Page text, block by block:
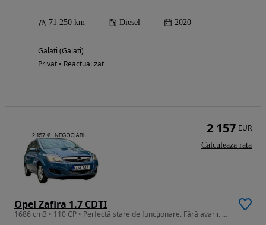
71 250 km Diesel 2020
Galati (Galati)
Privat • Reactualizat
Opel Zafira 1.7 CDTI
1686 cm3 • 110 CP • Perfectă stare de funcționare. Fără avarii. 7locuri în acte.
2 157 EUR
Calculeaza rata